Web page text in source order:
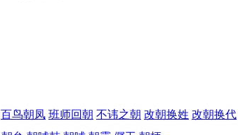
百鸟朝凤 班师回朝 不讳之朝 改朝换姓 改朝换代